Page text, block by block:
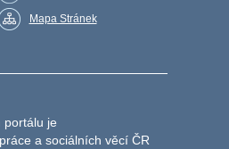
Mapa Stránek
portálu je
a sociálních věcí ČR